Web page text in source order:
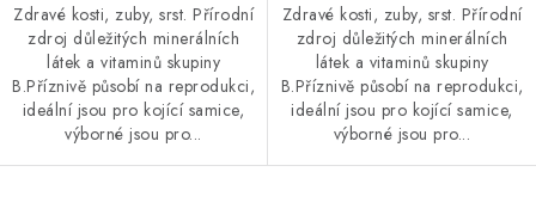
Zdravé kosti, zuby, srst. Přírodní
zdroj důležitých minerálních
látek a vitaminů skupiny
B.Příznivě působí na reprodukci,
ideální jsou pro kojící samice,
výborné jsou pro...
Zdravé kosti, zuby, srst. Přírodní
zdroj důležitých minerálních
látek a vitaminů skupiny
B.Příznivě působí na reprodukci,
ideální jsou pro kojící samice,
výborné jsou pro...